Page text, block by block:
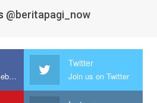
@beritapagi_now
Join us on Facebook
Twitter
Join us on Twitter